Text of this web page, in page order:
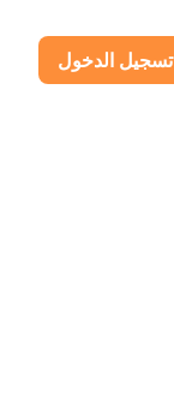
تسجيل الدخول